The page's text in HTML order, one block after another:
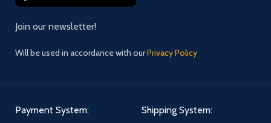
Join our newsletter!
Will be used in accordance with ourPrivacy Policy
Payment System: Shipping System: